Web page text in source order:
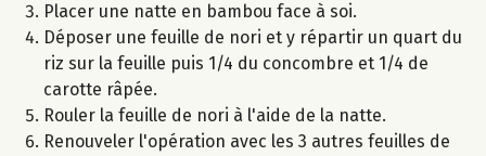
Placer une natte en bambou face à soi.
Déposer une feuille de nori et y répartir un quart du
riz sur la feuille puis 1/4 du concombre et 1/4 de
carotte râpée.
Rouler la feuille de nori à l'aide de la natte.
Renouveler l'opération avec les 3 autres feuilles de